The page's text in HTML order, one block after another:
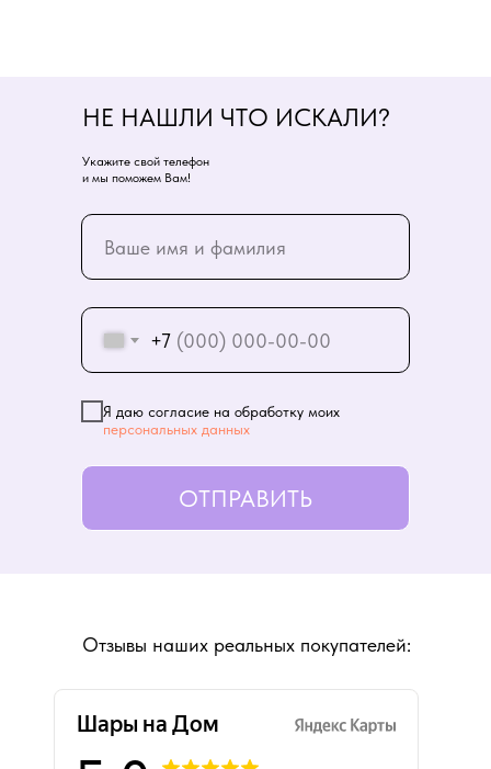
+7
Я даю согласие на обработку моих
персональных данных
ОТПРАВИТЬ
НЕ НАШЛИ ЧТО ИСКАЛИ?
Укажите свой телефон
и мы поможем Вам!
Отзывы наших реальных покупателей: